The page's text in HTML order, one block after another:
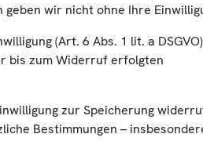
wir nicht ohne Ihre
(Art. 6 Abs. 1 lit. a
bis zum Widerruf erfolgten
zur Speicherung
Bestimmungen –